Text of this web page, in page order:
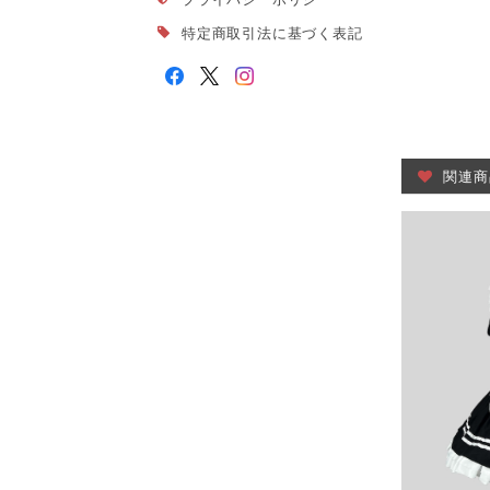
特定商取引法に基づく表記
関連